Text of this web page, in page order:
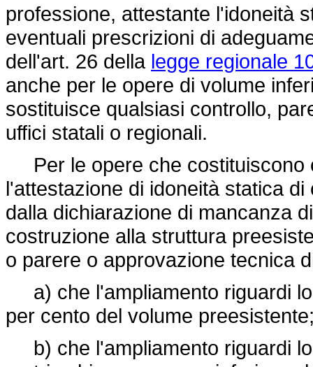
professione, attestante l'idoneità
eventuali prescrizioni di
dell'art. 26 della legge regionale
anche per le opere di volume
sostituisce qualsiasi controllo,
uffici statali o regionali.
Per le opere che costituiscono
l'attestazione di idoneità statica
dalla dichiarazione di mancanza
costruzione alla struttura
o parere o approvazione tecnica
a) che l'ampliamento riguardi
per cento del volume
b) che l'ampliamento riguardi